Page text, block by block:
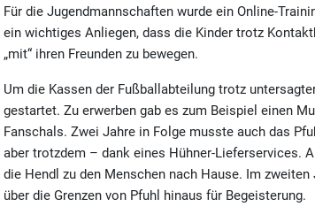
Für die Jugendmannschaften wurde ein Online-
ein wichtiges Anliegen, dass die Kinder trotz
„mit“ ihren Freunden zu bewegen.
Um die Kassen der Fußballabteilung trotz
gestartet. Zu erwerben gab es zum Beispiel einen
Fanschals. Zwei Jahre in Folge musste auch das
aber trotzdem – dank eines Hühner-Lieferservices.
die Hendl zu den Menschen nach Hause. Im
über die Grenzen von Pfuhl hinaus für Begeisterung.